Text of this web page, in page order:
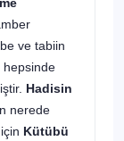
ve tabiin
hepsinde
Hadisin
nerede
Kütübü